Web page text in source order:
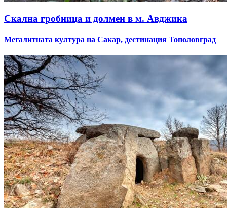
Скална гробница и долмен в м. Авджика
Мегалитната култура на Сакар, дестинация Тополовград